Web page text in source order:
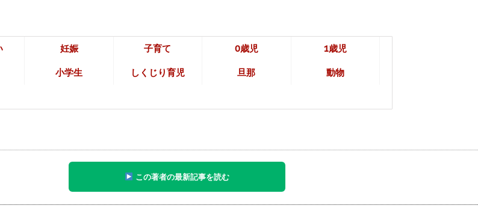
妊娠 子育て 0歳児 1歳児
小学生 しくじり育児 旦那 動物
この著者の最新記事を読む